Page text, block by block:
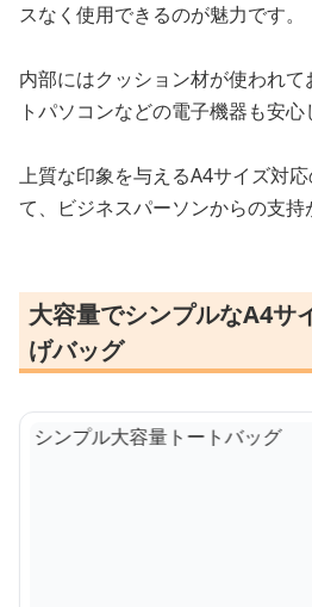
スなく使用できるのが魅力です。
内部にはクッション材が使われ
トパソコンなどの電子機器も安心
上質な印象を与えるA4サイズ対
て、ビジネスパーソンからの支持
大容量でシンプルなA4サ
げバッグ